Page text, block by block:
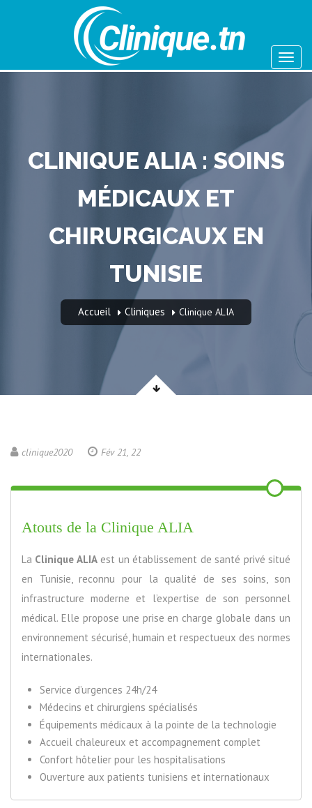
CLINIQUE ALIA : SOINS
MÉDICAUX ET
CHIRURGICAUX EN
TUNISIE
Accueil Cliniques Clinique ALIA
clinique2020 Fév 21, 22
Atouts de la Clinique ALIA
La Clinique ALIAest un établissement de santé privé situé
en Tunisie, reconnu pour la qualité de ses soins, son
infrastructure moderne et l’expertise de son personnel
médical. Elle propose une prise en charge globale dans un
environnement sécurisé, humain et respectueux des normes
internationales.
Service d’urgences 24h/24
Médecins et chirurgiens spécialisés
Équipements médicaux à la pointe de la technologie
Accueil chaleureux et accompagnement complet
Confort hôtelier pour les hospitalisations
Ouverture aux patients tunisiens et internationaux